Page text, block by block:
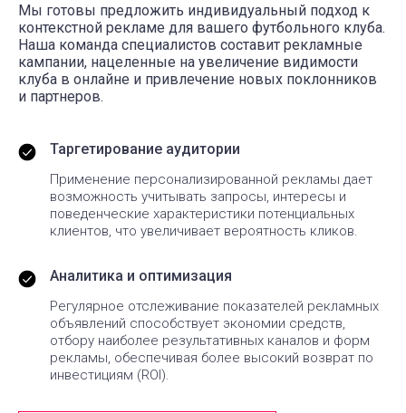
Мы готовы предложить индивидуальный подход к
контекстной рекламе для вашего футбольного клуба.
Наша команда специалистов составит рекламные
кампании, нацеленные на увеличение видимости
клуба в онлайне и привлечение новых поклонников
и партнеров.
Таргетирование аудитории
Применение персонализированной рекламы дает
возможность учитывать запросы, интересы и
поведенческие характеристики потенциальных
клиентов, что увеличивает вероятность кликов.
Аналитика и оптимизация
Регулярное отслеживание показателей рекламных
объявлений способствует экономии средств,
отбору наиболее результативных каналов и форм
рекламы, обеспечивая более высокий возврат по
инвестициям (ROI).